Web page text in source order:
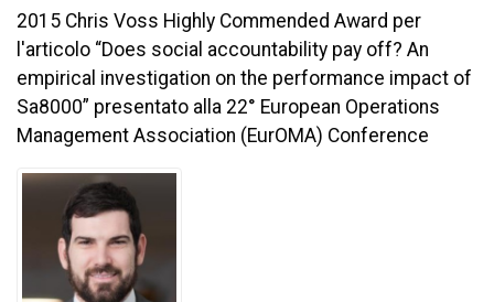
2015 Chris Voss Highly Commended Award per
l'articolo “Does social accountability pay off? An
empirical investigation on the performance impact of
Sa8000” presentato alla 22° European Operations
Management Association (EurOMA) Conference